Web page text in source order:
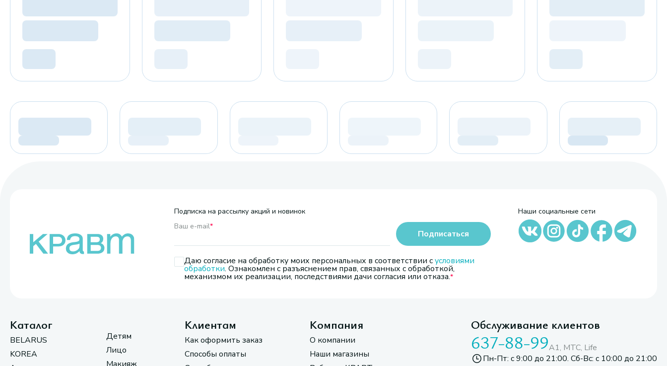
Подписка на рассылку акций и новинок
Ваш e-mail*
Даю согласие на обработку моих персональных в соответствии сусловиями
обработки. Ознакомлен с разъяснением прав, связанных с обработкой,
механизмом их реализации, последствиями дачи согласия или отказа.
Подписаться
Наши социальные сети
Каталог
BELARUS
KOREA
Детям
Лицо
Клиентам
Как оформить заказ
Способы оплаты
Компания
О компании
Наши магазины
Обслуживание клиентов
637-88-99A1, МТС, Life
Пн-Пт: с 9:00 до 21:00. Сб-Вс: с 10:00 до 21:00